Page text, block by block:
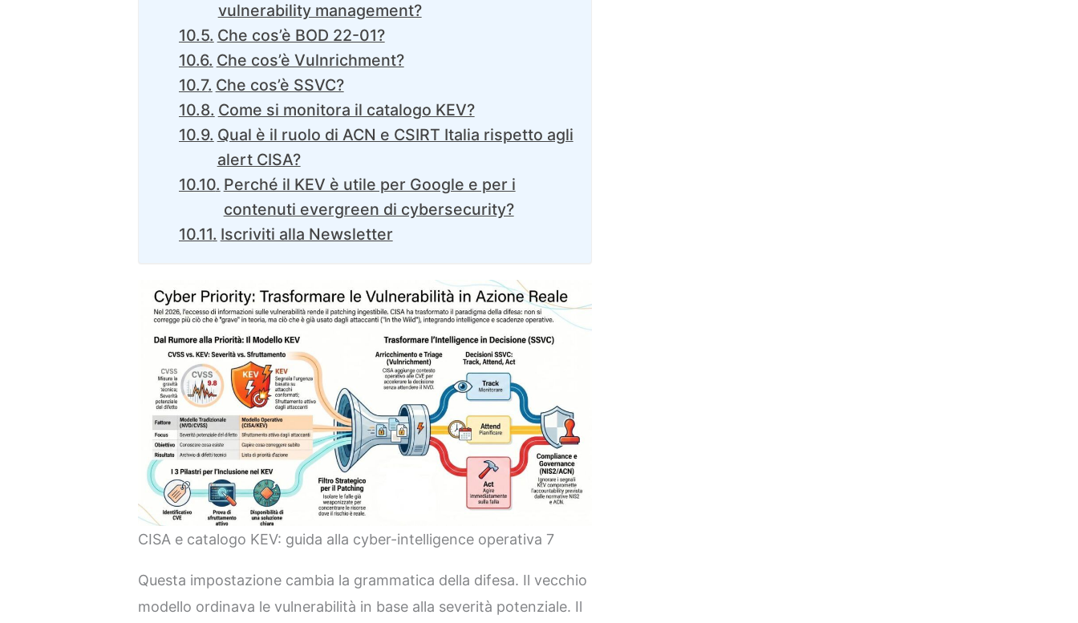
vulnerability management?
Che cos’è BOD 22-01?
Che cos’è Vulnrichment?
Che cos’è SSVC?
Come si monitora il catalogo KEV?
Qual è il ruolo di ACN e CSIRT Italia rispetto agli
alert CISA?
Perché il KEV è utile per Google e per i
contenuti evergreen di cybersecurity?
Iscriviti alla Newsletter
CISA e catalogo KEV: guida alla cyber-intelligence operativa 7
Questa impostazione cambia la grammatica della difesa. Il vecchio
modello ordinava le vulnerabilità in base alla severità potenziale. Il